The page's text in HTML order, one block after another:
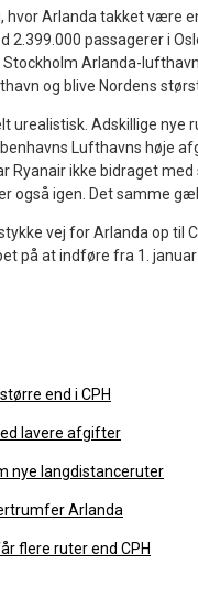
hvor Arlanda takket være
2.399.000 passagerer i
Stockholm Arlanda-
og blive Nordens
urealistisk. Adskillige
Lufthavns høje
Ryanair ikke bidraget
også igen. Det samme
vej for Arlanda op til
på at indføre fra 1.
end i CPH
lavere afgifter
nye langdistanceruter
Arlanda
flere ruter end CPH